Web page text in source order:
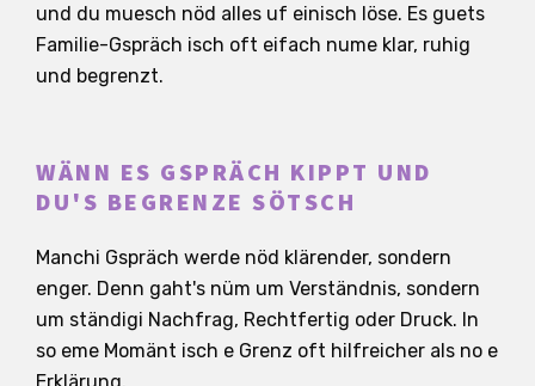
und du muesch nöd alles uf einisch löse. Es guets
Familie-Gspräch isch oft eifach nume klar, ruhig
und begrenzt.
WÄNN ES GSPRÄCH KIPPT UND
DU'S BEGRENZE SÖTSCH
Manchi Gspräch werde nöd klärender, sondern
enger. Denn gaht's nüm um Verständnis, sondern
um ständigi Nachfrag, Rechtfertig oder Druck. In
so eme Momänt isch e Grenz oft hilfreicher als no e
Erklärung.